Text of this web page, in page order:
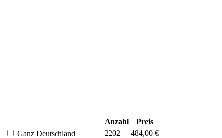
Anzahl
Preis
Ganz Deutschland
2202
484,00 €